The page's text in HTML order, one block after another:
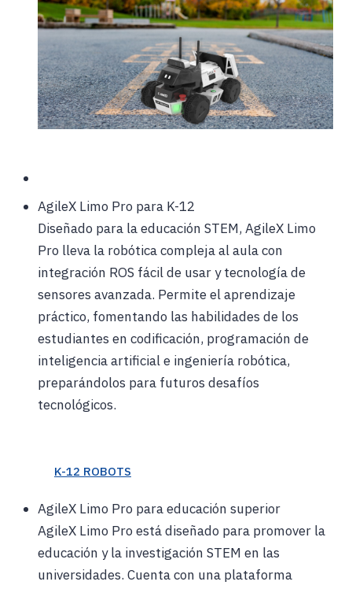
AgileX Limo Pro para K-12
Diseñado para la educación STEM, AgileX Limo
Pro lleva la robótica compleja al aula con
integración ROS fácil de usar y tecnología de
sensores avanzada. Permite el aprendizaje
práctico, fomentando las habilidades de los
estudiantes en codificación, programación de
inteligencia artificial e ingeniería robótica,
preparándolos para futuros desafíos
tecnológicos.
K-12 ROBOTS
AgileX Limo Pro para educación superior
AgileX Limo Pro está diseñado para promover la
educación y la investigación STEM en las
universidades. Cuenta con una plataforma